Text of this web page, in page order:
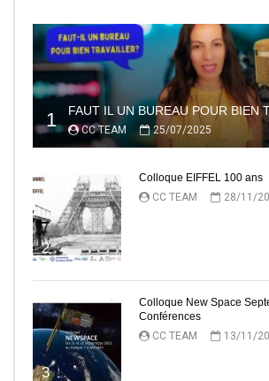
1 FAUT IL UN BUREAU POUR BIEN
CC TEAM 25/07/2025
2
Colloque EIFFEL 100 ans
CC TEAM
28/11/
3
Colloque New Space
Conférences
CC TEAM
13/11/